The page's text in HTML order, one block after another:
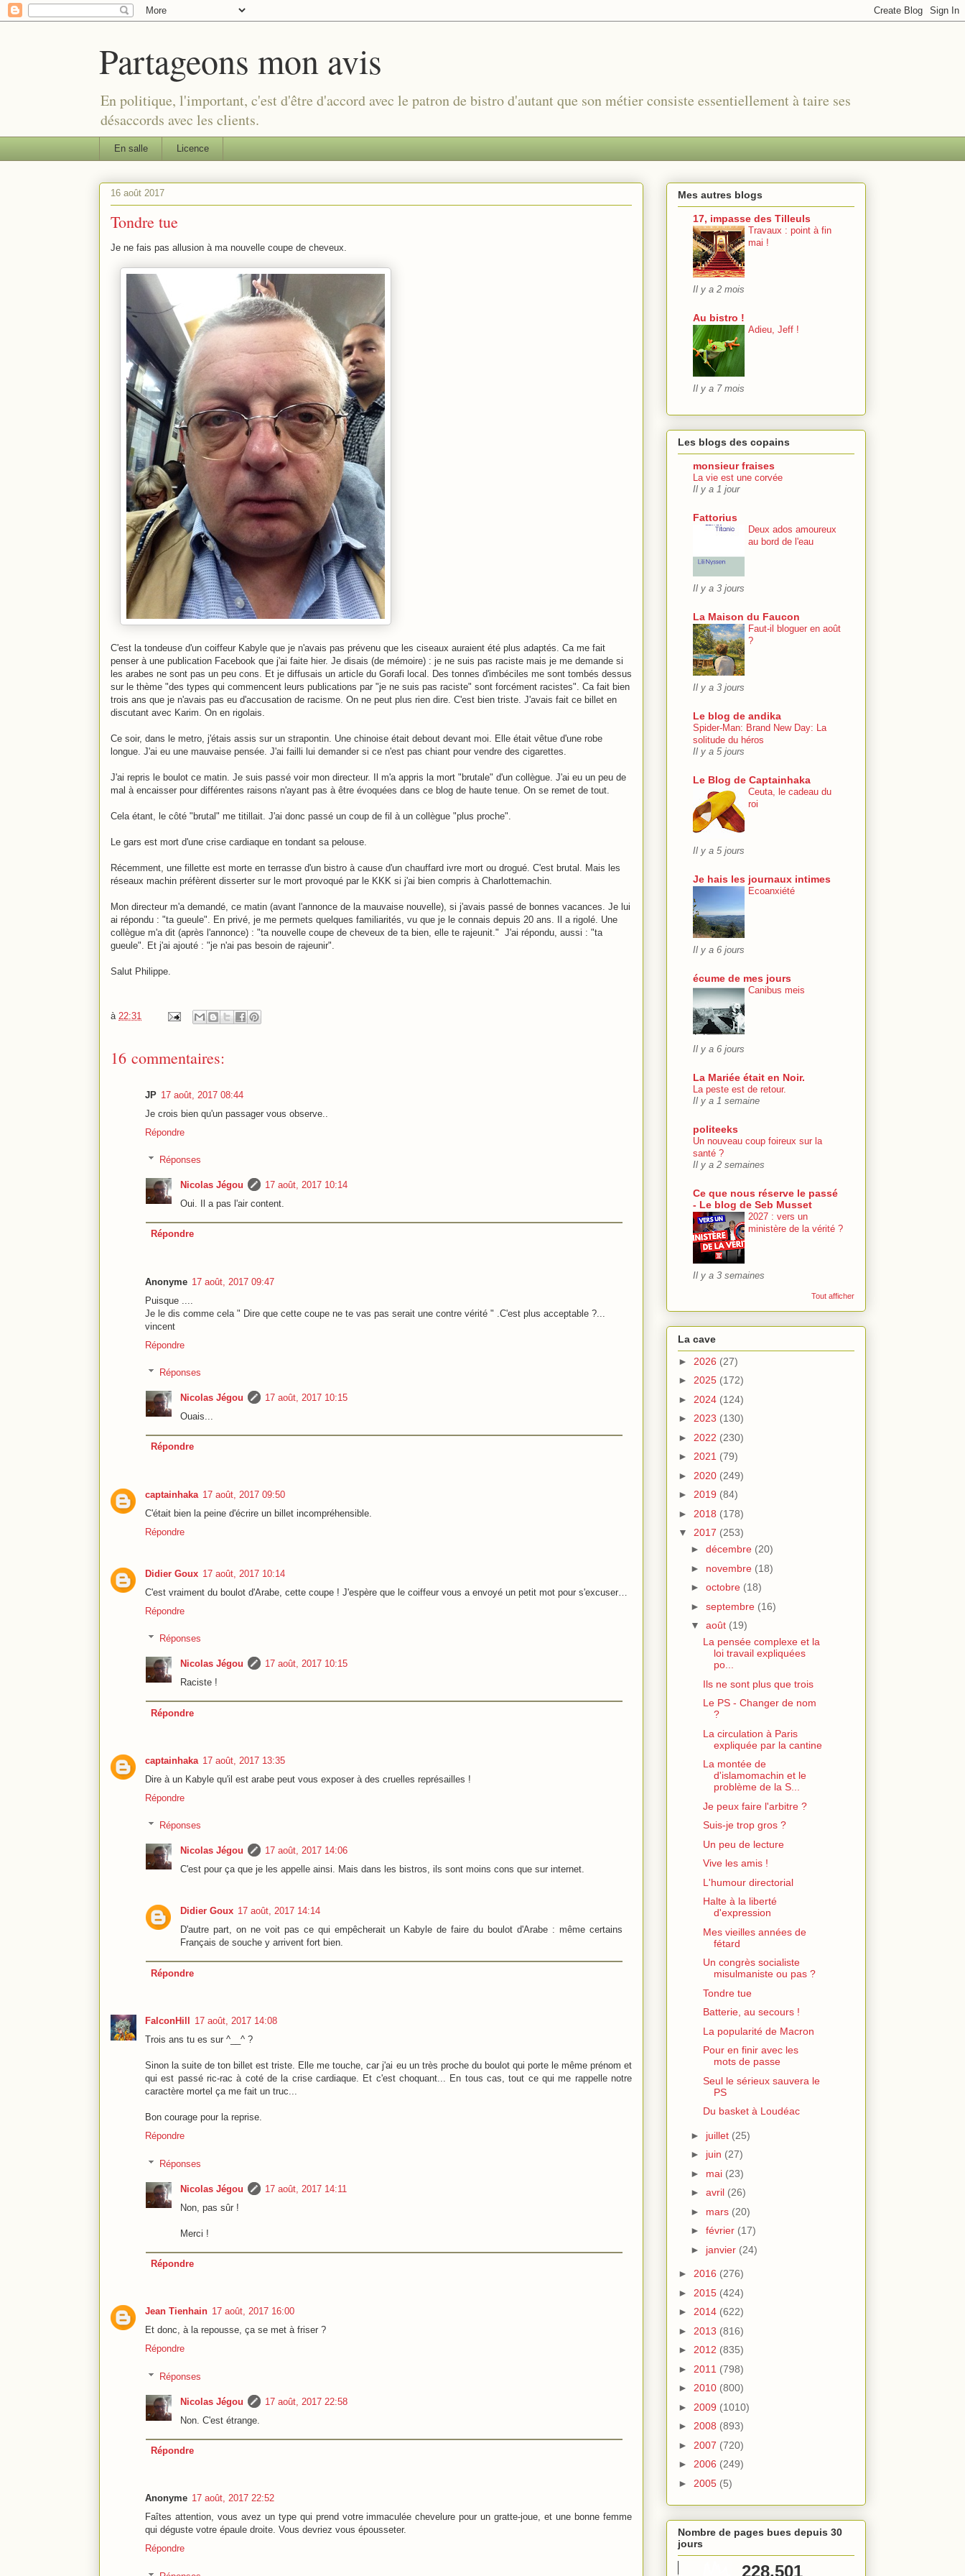
Partageons mon avis
En politique, l'important, c'est d'être d'accord avec le patron de bistro d'autant que son métier consiste essentiellement à taire ses
désaccords avec les clients.
En salle Licence
16 août 2017
Tondre tue
Je ne fais pas allusion à ma nouvelle coupe de cheveux.
C'est la tondeuse d'un coiffeur Kabyle que je n'avais pas prévenu que les ciseaux auraient été plus adaptés. Ca me fait
penser à une publication Facebook que j'ai faite hier. Je disais (de mémoire) : je ne suis pas raciste mais je me demande si
les arabes ne sont pas un peu cons. Et je diffusais un article du Gorafi local. Des tonnes d'imbéciles me sont tombés dessus
sur le thème "des types qui commencent leurs publications par "je ne suis pas raciste" sont forcément racistes". Ca fait bien
trois ans que je n'avais pas eu d'accusation de racisme. On ne peut plus rien dire. C'est bien triste. J'avais fait ce billet en
discutant avec Karim. On en rigolais.
Ce soir, dans le metro, j'étais assis sur un strapontin. Une chinoise était debout devant moi. Elle était vêtue d'une robe
longue. J'ai eu une mauvaise pensée. J'ai failli lui demander si ce n'est pas chiant pour vendre des cigarettes.
J'ai repris le boulot ce matin. Je suis passé voir mon directeur. Il m'a appris la mort "brutale" d'un collègue. J'ai eu un peu de
mal à encaisser pour différentes raisons n'ayant pas à être évoquées dans ce blog de haute tenue. On se remet de tout.
Cela étant, le côté "brutal" me titillait. J'ai donc passé un coup de fil à un collègue "plus proche".
Le gars est mort d'une crise cardiaque en tondant sa pelouse.
Récemment, une fillette est morte en terrasse d'un bistro à cause d'un chauffard ivre mort ou drogué. C'est brutal. Mais les
réseaux machin préfèrent disserter sur le mort provoqué par le KKK si j'ai bien compris à Charlottemachin.
Mon directeur m'a demandé, ce matin (avant l'annonce de la mauvaise nouvelle), si j'avais passé de bonnes vacances. Je lui
ai répondu : "ta gueule". En privé, je me permets quelques familiarités, vu que je le connais depuis 20 ans. Il a rigolé. Une
collègue m'a dit (après l'annonce) : "ta nouvelle coupe de cheveux de ta bien, elle te rajeunit." J'ai répondu, aussi : "ta
gueule". Et j'ai ajouté : "je n'ai pas besoin de rajeunir".
Salut Philippe.
à 22:31
16 commentaires:
JP 17 août, 2017 08:44
Je crois bien qu'un passager vous observe..
Répondre
Réponses
Nicolas Jégou
17 août, 2017 10:14
Oui. Il a pas l'air content.
Répondre
Anonyme 17 août, 2017 09:47
Puisque ....
Je le dis comme cela " Dire que cette coupe ne te vas pas serait une contre vérité " .C'est plus acceptable ?...
vincent
Répondre
Réponses
Nicolas Jégou
17 août, 2017 10:15
Ouais...
Répondre
captainhaka 17 août, 2017 09:50
C'était bien la peine d'écrire un billet incompréhensible.
Répondre
Didier Goux 17 août, 2017 10:14
C'est vraiment du boulot d'Arabe, cette coupe ! J'espère que le coiffeur vous a envoyé un petit mot pour s'excuser…
Répondre
Réponses
Nicolas Jégou
17 août, 2017 10:15
Raciste !
Répondre
captainhaka 17 août, 2017 13:35
Dire à un Kabyle qu'il est arabe peut vous exposer à des cruelles représailles !
Répondre
Réponses
Nicolas Jégou
17 août, 2017 14:06
C'est pour ça que je les appelle ainsi. Mais dans les bistros, ils sont moins cons que sur internet.
Didier Goux 17 août, 2017 14:14
D'autre part, on ne voit pas ce qui empêcherait un Kabyle de faire du boulot d'Arabe : même certains
Français de souche y arrivent fort bien.
Répondre
FalconHill
17 août, 2017 14:08
Trois ans tu es sur ^__^ ?
Sinon la suite de ton billet est triste. Elle me touche, car j'ai eu un très proche du boulot qui porte le même prénom et
qui est passé ric-rac à coté de la crise cardiaque. Et c'est choquant... En tous cas, tout ce qui me rappelle notre
caractère mortel ça me fait un truc...
Bon courage pour la reprise.
Répondre
Réponses
Nicolas Jégou
17 août, 2017 14:11
Non, pas sûr !
Merci !
Répondre
Jean Tienhain 17 août, 2017 16:00
Et donc, à la repousse, ça se met à friser ?
Répondre
Réponses
Nicolas Jégou
17 août, 2017 22:58
Non. C'est étrange.
Répondre
Anonyme 17 août, 2017 22:52
Faîtes attention, vous avez un type qui prend votre immaculée chevelure pour un gratte-joue, et une bonne femme
qui déguste votre épaule droite. Vous devriez vous épousseter.
Répondre
Mes autres blogs
17, impasse des Tilleuls
Travaux : point à fin
mai !
Il y a 2 mois
Au bistro !
Adieu, Jeff !
Il y a 7 mois
Les blogs des copains
monsieur fraises
La vie est une corvée
Il y a 1 jour
Fattorius
Deux ados amoureux
au bord de l'eau
Il y a 3 jours
La Maison du Faucon
Faut-il bloguer en août
?
Il y a 3 jours
Le blog de andika
Spider-Man: Brand New Day: La
solitude du héros
Il y a 5 jours
Le Blog de Captainhaka
Ceuta, le cadeau du
roi
Il y a 5 jours
Je hais les journaux intimes
Ecoanxiété
Il y a 6 jours
écume de mes jours
Canibus meis
Il y a 6 jours
La Mariée était en Noir.
La peste est de retour.
Il y a 1 semaine
politeeks
Un nouveau coup foireux sur la
santé ?
Il y a 2 semaines
Ce que nous réserve le passé
- Le blog de Seb Musset
2027 : vers un
ministère de la vérité ?
Il y a 3 semaines
Tout afficher
La cave
► 2026 (27)
► 2025 (172)
► 2024 (124)
► 2023 (130)
► 2022 (230)
► 2021 (79)
► 2020 (249)
► 2019 (84)
► 2018 (178)
▼ 2017 (253)
► décembre (20)
► novembre (18)
► octobre (18)
► septembre (16)
▼ août (19)
La pensée complexe et la
loi travail expliquées
po...
Ils ne sont plus que trois
Le PS - Changer de nom
?
La circulation à Paris
expliquée par la cantine
La montée de
d'islamomachin et le
problème de la S...
Je peux faire l'arbitre ?
Suis-je trop gros ?
Un peu de lecture
Vive les amis !
L'humour directorial
Halte à la liberté
d'expression
Mes vieilles années de
fétard
Un congrès socialiste
misulmaniste ou pas ?
Tondre tue
Batterie, au secours !
La popularité de Macron
Pour en finir avec les
mots de passe
Seul le sérieux sauvera le
PS
Du basket à Loudéac
► juillet (25)
► juin (27)
► mai (23)
► avril (26)
► mars (20)
► février (17)
► janvier (24)
► 2016 (276)
► 2015 (424)
► 2014 (622)
► 2013 (816)
► 2012 (835)
► 2011 (798)
► 2010 (800)
► 2009 (1010)
► 2008 (893)
► 2007 (720)
► 2006 (249)
► 2005 (5)
Nombre de pages bues depuis 30
jours
228,501